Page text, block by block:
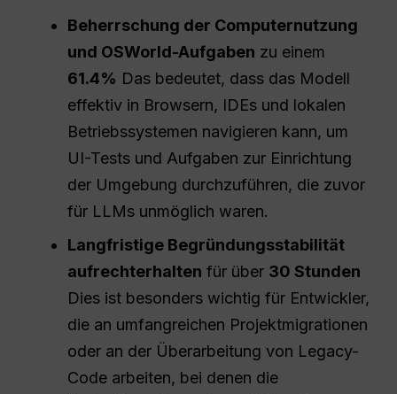
Beherrschung der Computernutzung
und OSWorld-Aufgaben zu einem
61.4% Das bedeutet, dass das Modell
effektiv in Browsern, IDEs und lokalen
Betriebssystemen navigieren kann, um
UI-Tests und Aufgaben zur Einrichtung
der Umgebung durchzuführen, die zuvor
für LLMs unmöglich waren.
Langfristige Begründungsstabilität
aufrechterhalten für über 30 Stunden
Dies ist besonders wichtig für Entwickler,
die an umfangreichen Projektmigrationen
oder an der Überarbeitung von Legacy-
Code arbeiten, bei denen die